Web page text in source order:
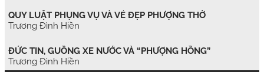
QUY LUẬT PHỤNG VỤ VÀ VẺ ĐẸP PHƯỢNG THỜ
Trương Đình Hiền
ĐỨC TIN, GUỒNG XE NƯỚC VÀ “PHƯỢNG HỒNG”
Trương Đình Hiền